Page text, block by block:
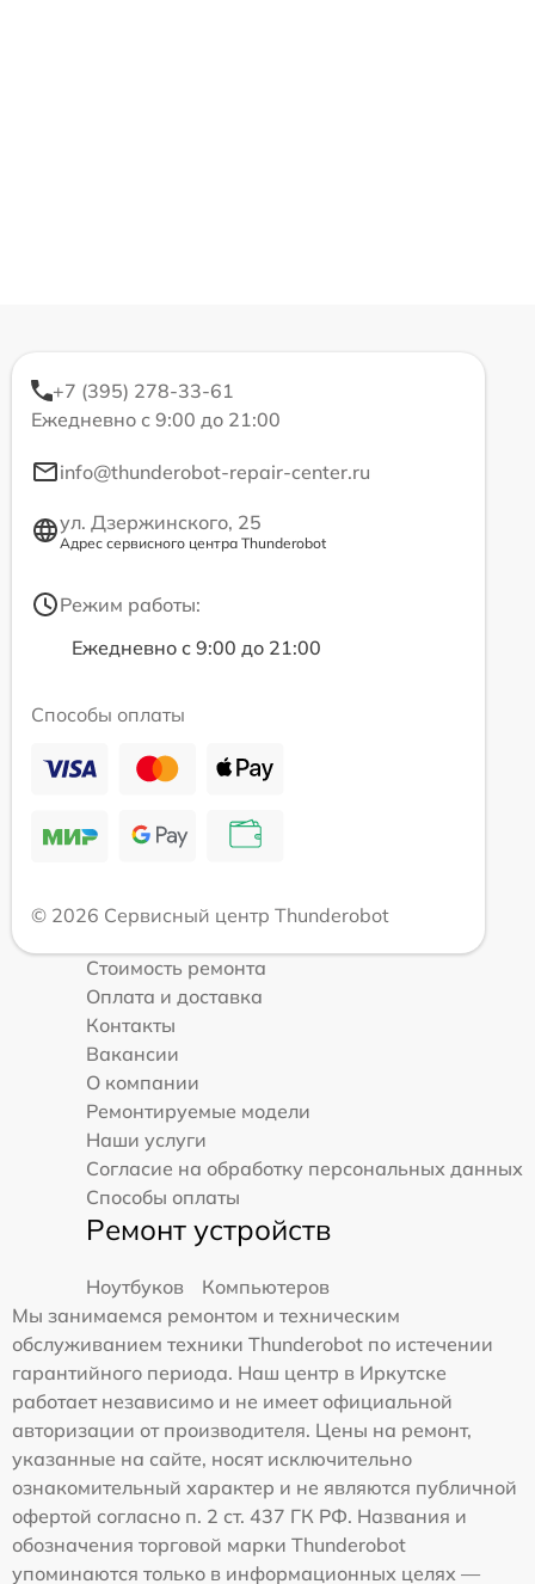
+7 (395) 278-33-61
Ежедневно с 9:00 до 21:00
info@thunderobot-repair-center.ru
ул. Дзержинского, 25
Адрес сервисного центра Thunderobot
Режим работы:
Ежедневно с 9:00 до 21:00
Способы оплаты
© 2026 Сервисный центр Thunderobot
Стоимость ремонта
Оплата и доставка
Контакты
Вакансии
О компании
Ремонтируемые модели
Наши услуги
Согласие на обработку персональных данных
Способы оплаты
Ремонт устройств
Ноутбуков
Компьютеров
Мы занимаемся ремонтом и техническим
обслуживанием техники Thunderobot по истечении
гарантийного периода. Наш центр в Иркутске
работает независимо и не имеет официальной
авторизации от производителя. Цены на ремонт,
указанные на сайте, носят исключительно
ознакомительный характер и не являются публичной
офертой согласно п. 2 ст. 437 ГК РФ. Названия и
обозначения торговой марки Thunderobot
упоминаются только в информационных целях —